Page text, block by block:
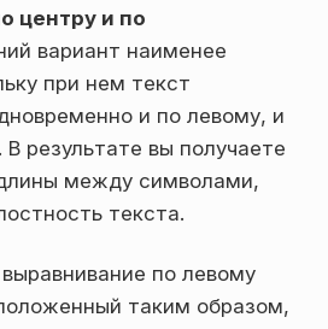
центру и по
вариант наименее
при нем текст
и по левому, и
результате вы получаете
между символами,
текста.
по левому
таким образом,